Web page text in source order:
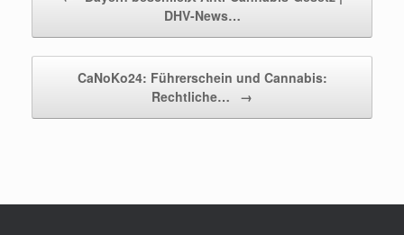
DHV-News…
CaNoKo24: Führerschein und Cannabis:
Rechtliche…
→